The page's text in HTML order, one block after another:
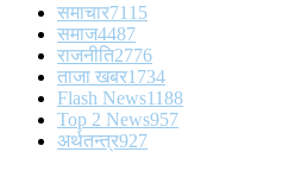
समाचार7115
समाज4487
राजनीति2776
ताजा खबर1734
Flash News1188
Top 2 News957
अर्थतन्त्र927